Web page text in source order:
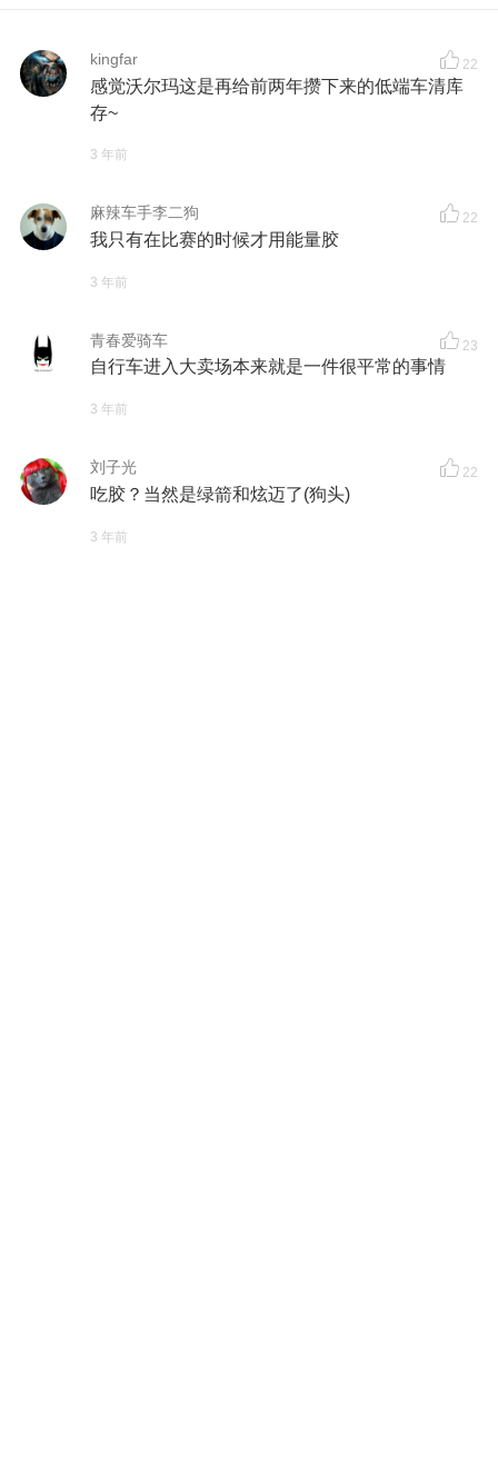
kingfar 22
感觉沃尔玛这是再给前两年攒下来的低端车清库
存~
3 年前
麻辣车手李二狗 22
我只有在比赛的时候才用能量胶
3 年前
青春爱骑车 23
自行车进入大卖场本来就是一件很平常的事情
3 年前
刘子光 22
吃胶？当然是绿箭和炫迈了(狗头)
3 年前